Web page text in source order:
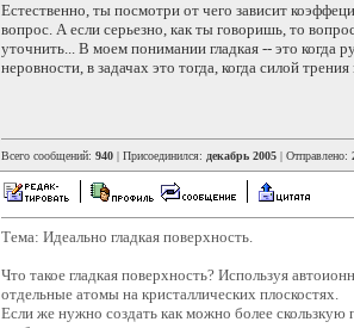
Естественно, ты посмотри от чего зависит
вопрос. А если серьезно, как ты говоришь, то
уточнить... В моем понимании гладкая -- это когда
неровности, в задачах это тогда, когда силой
Всего сообщений: 940 | Присоединился: декабрь 2005 | Отправлено:
Тема: Идеально гладкая поверхность.
Что такое гладкая поверхность? Используя
отдельные атомы на кристаллических плоскостях.
Если же нужно создать как можно более